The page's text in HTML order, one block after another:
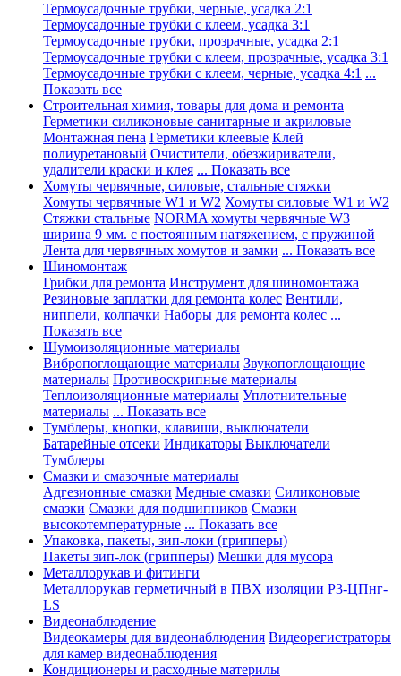
Термоусадочные трубки, черные, усадка 2:1
Термоусадочные трубки с клеем, усадка 3:1
Термоусадочные трубки, прозрачные, усадка 2:1
Термоусадочные трубки с клеем, прозрачные, усадка 3:1
Термоусадочные трубки с клеем, черные, усадка 4:1 ...
Показать все
Строительная химия, товары для дома и ремонта
Герметики силиконовые санитарные и акриловые
Монтажная пена Герметики клеевые Клей
полиуретановый Очистители, обезжириватели,
удалители краски и клея ... Показать все
Хомуты червячные, силовые, стальные стяжки
Хомуты червячные W1 и W2 Хомуты силовые W1 и W2
Стяжки стальные NORMA хомуты червячные W3
ширина 9 мм. с постоянным натяжением, с пружиной
Лента для червячных хомутов и замки ... Показать все
Шиномонтаж
Грибки для ремонта Инструмент для шиномонтажа
Резиновые заплатки для ремонта колес Вентили,
ниппели, колпачки Наборы для ремонта колес ...
Показать все
Шумоизоляционные материалы
Вибропоглощающие материалы Звукопоглощающие
материалы Противоскрипные материалы
Теплоизоляционные материалы Уплотнительные
материалы ... Показать все
Тумблеры, кнопки, клавиши, выключатели
Батарейные отсеки Индикаторы Выключатели
Тумблеры
Смазки и смазочные материалы
Адгезионные смазки Медные смазки Силиконовые
смазки Смазки для подшипников Смазки
высокотемпературные ... Показать все
Упаковка, пакеты, зип-локи (грипперы)
Пакеты зип-лок (грипперы) Мешки для мусора
Металлорукав и фитинги
Металлорукав герметичный в ПВХ изоляции Р3-ЦПнг-
LS
Видеонаблюдение
Видеокамеры для видеонаблюдения Видеорегистраторы
для камер видеонаблюдения
Кондиционеры и расходные материлы